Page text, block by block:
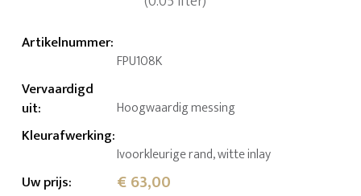
Artikelnummer:
FPU108K
Vervaardigd
uit: Hoogwaardig messing
Kleurafwerking:
Ivoorkleurige rand, witte inlay
Uw prijs: € 63,00